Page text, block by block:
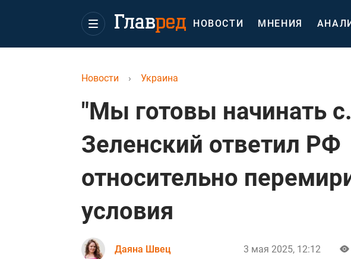
НОВОСТИ МНЕНИЯ
Новости › Украина
"Мы готовы начинать
Зеленский ответил РФ
относительно
условия
Даяна Швец 3 мая 2025, 12:12